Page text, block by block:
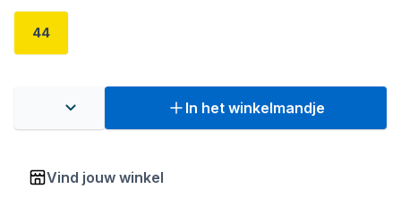
44
In het winkelmandje
Vind jouw winkel